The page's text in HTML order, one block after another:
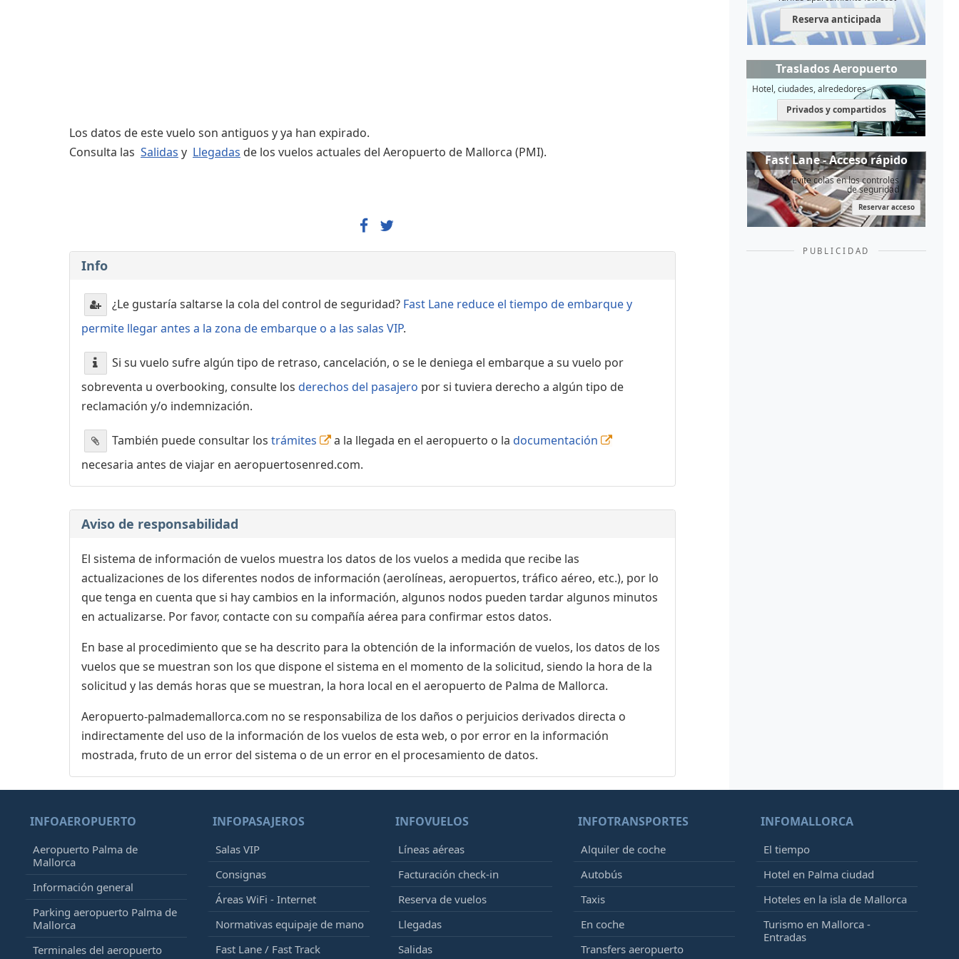
Los datos de este vuelo son antiguos y ya han expirado.
Consulta las Salidas y Llegadas de los vuelos actuales del Aeropuerto de Mallorca (PMI).
Info
¿Le gustaría saltarse la cola del control de seguridad? Fast Lane reduce el tiempo de embarque y
permite llegar antes a la zona de embarque o a las salas VIP.
Si su vuelo sufre algún tipo de retraso, cancelación, o se le deniega el embarque a su vuelo por
sobreventa u overbooking, consulte los derechos del pasajero por si tuviera derecho a algún tipo de
reclamación y/o indemnización.
También puede consultar los trámites a la llegada en el aeropuerto o la documentación
necesaria antes de viajar en aeropuertosenred.com.
Aviso de responsabilidad
El sistema de información de vuelos muestra los datos de los vuelos a medida que recibe las
actualizaciones de los diferentes nodos de información (aerolíneas, aeropuertos, tráfico aéreo, etc.), por lo
que tenga en cuenta que si hay cambios en la información, algunos nodos pueden tardar algunos minutos
en actualizarse. Por favor, contacte con su compañía aérea para confirmar estos datos.
En base al procedimiento que se ha descrito para la obtención de la información de vuelos, los datos de los
vuelos que se muestran son los que dispone el sistema en el momento de la solicitud, siendo la hora de la
solicitud y las demás horas que se muestran, la hora local en el aeropuerto de Palma de Mallorca.
Aeropuerto-palmademallorca.com no se responsabiliza de los daños o perjuicios derivados directa o
indirectamente del uso de la información de los vuelos de esta web, o por error en la información
mostrada, fruto de un error del sistema o de un error en el procesamiento de datos.
Reserva anticipada
Traslados Aeropuerto
Hotel, ciudades, alrededores
Privados y compartidos
Fast Lane - Acceso rápido
Evite colas en los controles
de seguridad
Reservar acceso
PUBLICIDAD
INFOAEROPUERTO
Aeropuerto Palma de
Mallorca
Información general
Parking aeropuerto Palma de
Mallorca
Terminales del aeropuerto
INFOPASAJEROS
Salas VIP
Consignas
Áreas WiFi - Internet
Normativas equipaje de mano
Fast Lane / Fast Track
INFOVUELOS
Líneas aéreas
Facturación check-in
Reserva de vuelos
Llegadas
Salidas
INFOTRANSPORTES
Alquiler de coche
Autobús
Taxis
En coche
Transfers aeropuerto
INFOMALLORCA
El tiempo
Hotel en Palma ciudad
Hoteles en la isla de Mallorca
Turismo en Mallorca -
Entradas